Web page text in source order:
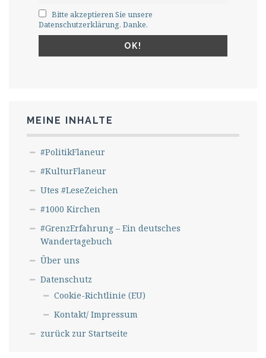
Bitte akzeptieren Sie unsere
Datenschutzerklärung. Danke.
MEINE INHALTE
#PolitikFlaneur
#KulturFlaneur
Utes #LeseZeichen
#1000 Kirchen
#GrenzErfahrung – Ein deutsches
Wandertagebuch
Über uns
Datenschutz
Cookie-Richtlinie (EU)
Kontakt/ Impressum
zurück zur Startseite